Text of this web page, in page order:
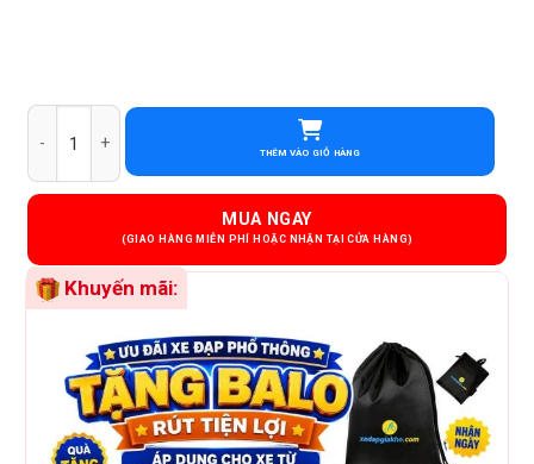
Xe Đạp Nữ Raccoon Hanna 24 Inch số lượng
THÊM VÀO GIỎ HÀNG
MUA NGAY
Khuyến mãi: